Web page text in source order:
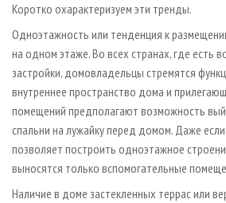
Коротко охарактеризуем эти тренды.
Одноэтажность или тенденция к
на одном этаже. Во всех странах, где есть
застройки, домовладельцы стремятся
внутреннее пространство дома и
помещений предполагают возможность
спальни на лужайку перед домом. Даже
позволяет построить одноэтажное
выносятся только вспомогательные
Наличие в доме застекленных террас или